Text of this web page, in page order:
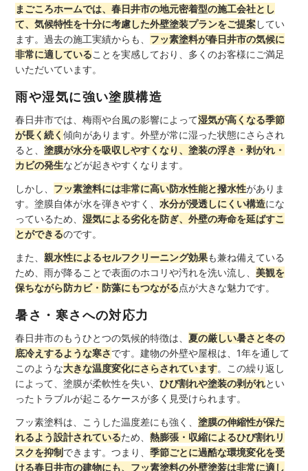
まごころホームでは、春日井市の地元密着型の施工会社とし
て、気候特性を十分に考慮した外壁塗装プランをご提案してい
ます。過去の施工実績からも、 フッ素塗料が春日井市の気候に
非常に適していることを実感しており、多くのお客様にご満足
いただいています。
雨や湿気に強い塗膜構造
春日井市では、梅雨や台風の影響によって湿気が高くなる季節
が長く続く傾向があります。外壁が常に湿った状態にさらされ
ると、塗膜が水分を吸収しやすくなり、塗装の浮き・剥がれ・
カビの発生などが起きやすくなります。
しかし、 フッ素塗料には非常に高い防水性能と撥水性がありま
す。塗膜自体が水を弾きやすく、水分が浸透しにくい構造にな
っているため、湿気による劣化を防ぎ、外壁の寿命を延ばすこ
とができるのです。
また、親水性によるセルフクリーニング効果も兼ね備えている
ため、雨が降ることで表面のホコリや汚れを洗い流し、美観を
保ちながら防カビ・防藻にもつながる点が大きな魅力です。
暑さ・寒さへの対応力
春日井市のもうひとつの気候的特徴は、夏の厳しい暑さと冬の
底冷えするような寒さです。建物の外壁や屋根は、1年を通して
このような大きな温度変化にさらされています。この繰り返し
によって、塗膜が柔軟性を失い、ひび割れや塗装の剥がれとい
ったトラブルが起こるケースが多く見受けられます。
フッ素塗料は、こうした温度差にも強く、塗膜の伸縮性が保た
れるよう設計されているため、熱膨張・収縮によるひび割れリ
スクを抑制できます。つまり、季節ごとに過酷な環境変化を受
ける春日井市の建物にも、フッ素塗料の外壁塗装は非常に適し